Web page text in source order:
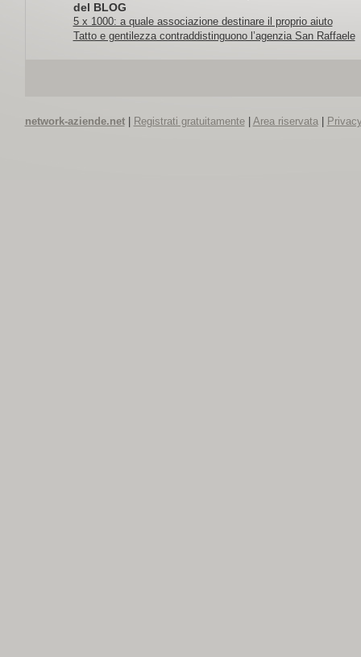
del BLOG
5 x 1000: a quale associazione destinare il proprio aiuto
Tatto e gentilezza contraddistinguono l’agenzia San Raffaele
network-aziende.net| Registrati gratuitamente| Area riservata|